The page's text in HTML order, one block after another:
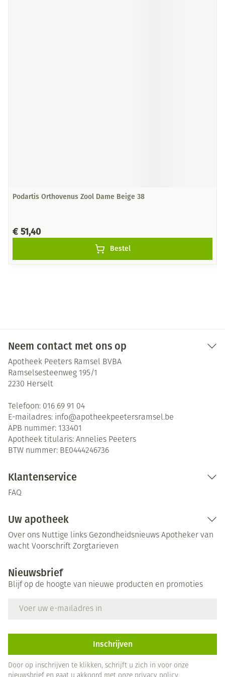
Podartis Orthovenus Zool Dame Beige 38
€ 51,40
Bestel
Neem contact met ons op
Apotheek Peeters Ramsel BVBA
Ramselsesteenweg 195/1
2230 Herselt
Telefoon: 016 69 91 04
E-mailadres: info@apotheekpeetersramsel.be
APB nummer: 133401
Apotheek titularis: Annelies Peeters
BTW nummer: BE0444246736
Klantenservice
FAQ
Uw apotheek
Over ons Nuttige links Gezondheidsnieuws Apotheker van
wacht Voorschrift Zorgtarieven
Nieuwsbrief
Blijf op de hoogte van nieuwe producten en promoties
Inschrijven
Door op inschrijven te klikken, schrijft u zich in voor onze